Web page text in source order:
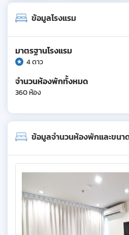
ข้อมูลโรงแรม
มาตรฐานโรงแรม
4 ดาว
จำนวนห้องพักทั้งหมด
360 ห้อง
ข้อมูลจำนวนห้องพักและขนา